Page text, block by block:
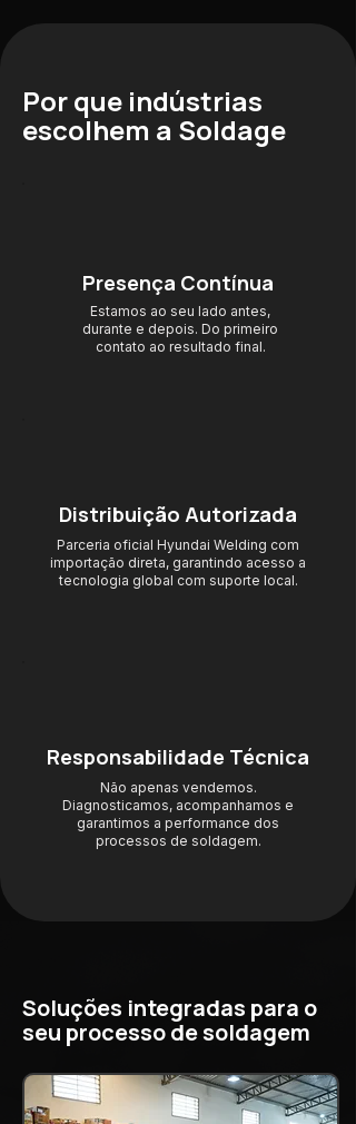
Por que indústrias
escolhem a Soldage
Presença Contínua
Estamos ao seu lado antes,
durante e depois. Do primeiro
contato ao resultado final.
Distribuição Autorizada
Parceria oficial Hyundai Welding com
importação direta, garantindo acesso a
tecnologia global com suporte local.
Responsabilidade Técnica
Não apenas vendemos.
Diagnosticamos, acompanhamos e
garantimos a performance dos
processos de soldagem.
Soluções integradas para o
seu processo de soldagem